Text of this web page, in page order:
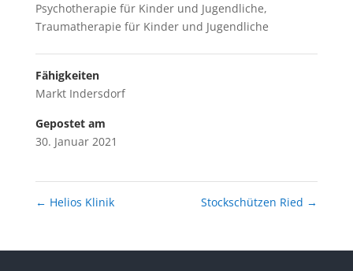
Psychotherapie für Kinder und Jugendliche,
Traumatherapie für Kinder und Jugendliche
Fähigkeiten
Markt Indersdorf
Gepostet am
30. Januar 2021
← Helios Klinik Stockschützen Ried →